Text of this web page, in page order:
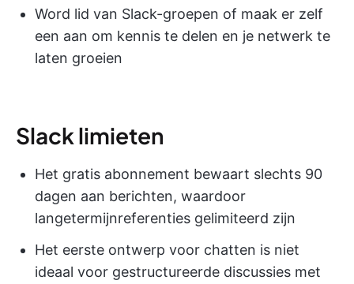
Word lid van Slack-groepen of maak er zelf
een aan om kennis te delen en je netwerk te
laten groeien
Slack limieten
Het gratis abonnement bewaart slechts 90
dagen aan berichten, waardoor
langetermijnreferenties gelimiteerd zijn
Het eerste ontwerp voor chatten is niet
ideaal voor gestructureerde discussies met